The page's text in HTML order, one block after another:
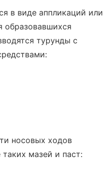
в виде аппликаций или
образовавшихся
турунды с
носовых ходов
мазей и паст: